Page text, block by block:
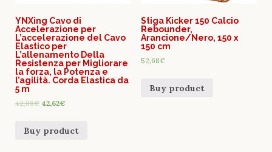
YNXing Cavo di
Accelerazione per
L’accelerazione del Cavo
Elastico per
L’allenamento Della
Resistenza per Migliorare
la forza, la Potenza e
l’agilità. Corda Elastica da
5 m
42,86€ 42,62€
Buy product
Stiga Kicker 150 Calcio
Rebounder,
Arancione/Nero, 150 x
150 cm
52,68€
Buy product